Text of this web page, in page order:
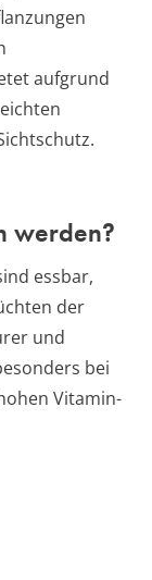
aufgrund
werden?
essbar,
der
und
bei
Vitamin-